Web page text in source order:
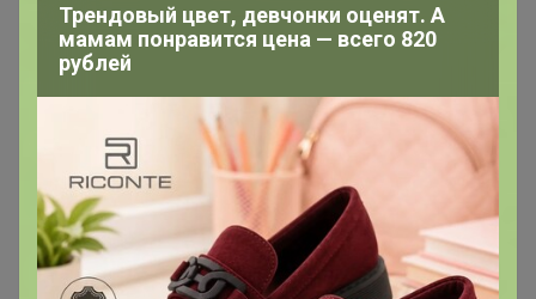
Трендовый цвет, девчонки оценят. А
мамам понравится цена — всего 820
рублей